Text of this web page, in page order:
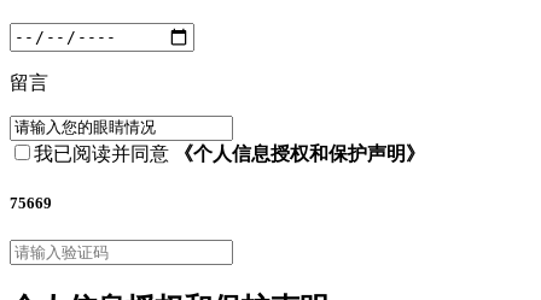
留言
我已阅读并同意 《个人信息授权和保护声明》
75669